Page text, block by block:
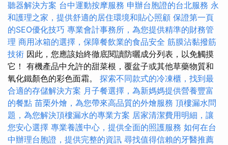
聽器解決方案 台中運動按摩服務 申辦台胞證的台北服務 永
和護理之家，提供舒適的居住環境和貼心照顧 保證第一頁
的SEO優化技巧 專業會計事務所，為您提供精準的財務管
理 商用冰箱的選擇，保障餐飲業的食品安全 筋膜沾黏撥筋
技術 因此，您應該始終徹底閱讀防曬成分列表，以免觸摸
它！ 有機產品中允許的甜菜根，覆盆子或其他草藥物質和
氧化鐵顏色的彩色面霜。 探索不同款式的冷凍櫃，找到最
合適的存儲解決方案 月子餐選擇，為新媽媽提供營養豐富
的餐點 苗栗外燴，為您帶來高品質的外燴服務 頂樓漏水問
題，為您解決頂樓漏水的專業方案 居家清潔費用明細，讓
您安心選擇 專業養護中心，提供全面的照護服務 如何在台
中辦理台胞證，提供完整的資訊 尋找值得信賴的牙醫推薦